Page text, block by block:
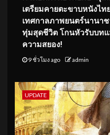
เตรียมคายตะขาบหนังไ
เทศกาลภาพยนตร์นานาช
ทุ่มสุดชีวิต โกนหัวรับบท
ความสยอง!
9 ชั่วโมง ago admin
UPDATE